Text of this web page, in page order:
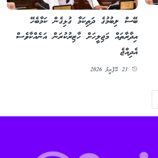
ބޭސް ލިބުމުގެ ދަތިކަމާ ގުޅިގެން ކަމާބެހޭ
އިދާރާތައް މަޖިލީހަށް ހާޒިރުކުރަން އަނެއްކާވެސް
އެދިއްޖެ